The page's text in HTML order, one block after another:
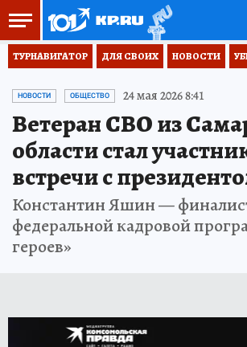
ТУРНАВИГАТОР ДЛЯ СВОИХ НОВОСТИ
НОВОСТИ ОБЩЕСТВО 24 мая 2026 8:41
Ветеран СВО из
области стал
встречи с
Константин Яшин —
федеральной кадровой
героев»